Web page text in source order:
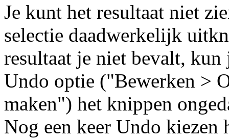
Je kunt het resultaat niet
selectie daadwerkelijk
resultaat je niet bevalt, kun
Undo optie ("Bewerken >
maken") het knippen
Nog een keer Undo kiezen